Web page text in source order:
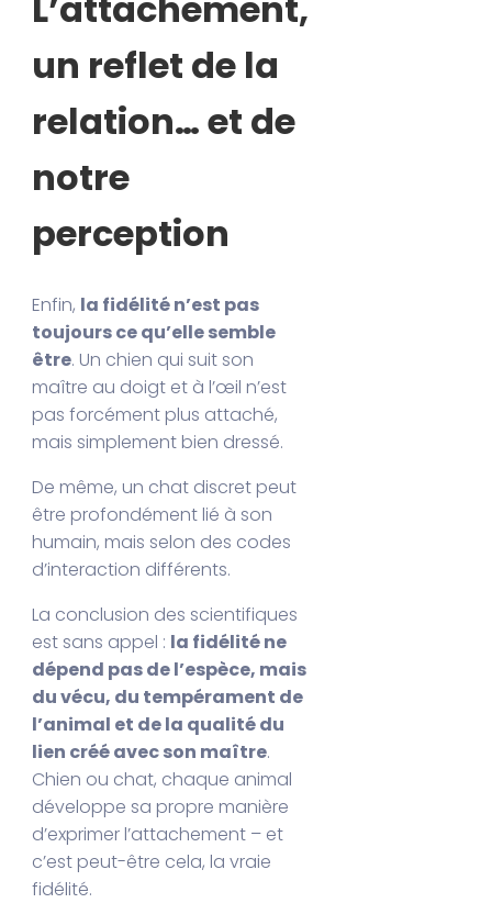
un reflet de la
relation… et de
notre
perception
Enfin, la fidélité n’est pas
toujours ce qu’elle semble
être. Un chien qui suit son
maître au doigt et à l’œil n’est
pas forcément plus attaché,
mais simplement bien dressé.
De même, un chat discret peut
être profondément lié à son
humain, mais selon des codes
d’interaction différents.
La conclusion des scientifiques
est sans appel : la fidélité ne
dépend pas de l’espèce, mais
du vécu, du tempérament de
l’animal et de la qualité du
lien créé avec son maître.
Chien ou chat, chaque animal
développe sa propre manière
d’exprimer l’attachement – et
c’est peut-être cela, la vraie
fidélité.